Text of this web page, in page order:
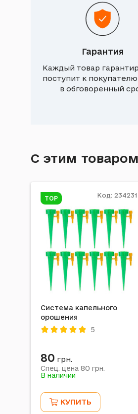
Гарантия
Каждый товар
поступит к
в обговоренный
С этим
TOP
Система капельного
орошения
5
Код: 234231
80 грн.
Спец. цена 80 грн.
В наличии
КУПИТЬ